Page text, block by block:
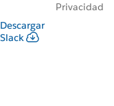
Descargar
Slack
Privacidad